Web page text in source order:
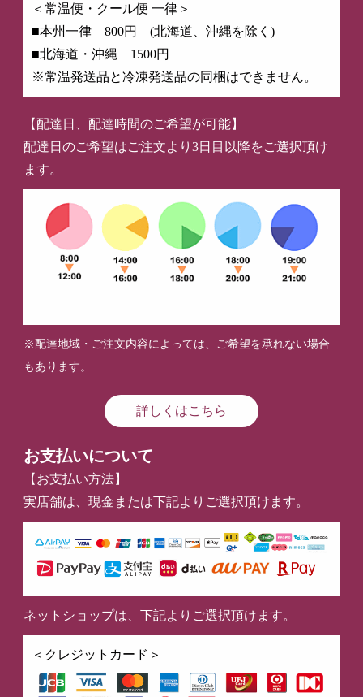
＜常温便・クール便 一律＞
■本州一律 800円 (北海道、沖縄を除く)
■北海道・沖縄 1500円
※常温発送品と冷凍発送品の同梱はできません。
【配達日、配達時間のご希望が可能】
配達日のご希望はご注文より3日目以降をご選択頂け
ます。
※配達地域・ご注文内容によっては、ご希望を承れない場合
もあります。
詳しくはこちら
お支払いについて
【お支払い方法】
実店舗は、現金または下記よりご選択頂けます。
ネットショップは、下記よりご選択頂けます。
＜クレジットカード＞